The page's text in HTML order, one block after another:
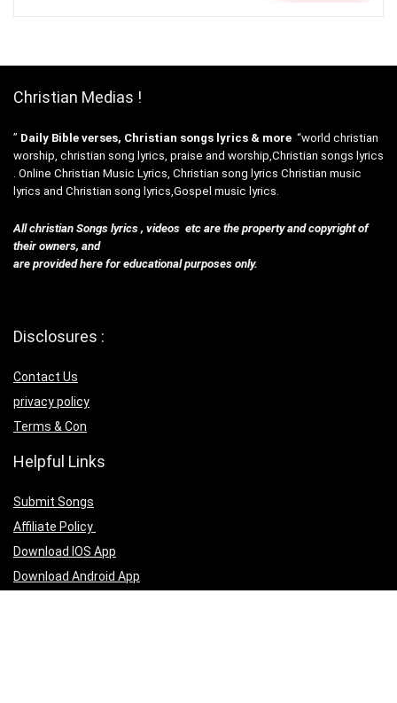
Christian Medias !
” Daily Bible verses, Christian songs lyrics & more “world christian
worship, christian song lyrics, praise and worship,Christian songs lyrics
. Online Christian Music Lyrics, Christian song lyrics Christian music
lyrics and Christian song lyrics,Gospel music lyrics.
All christian Songs lyrics , videos etc are the property and copyright of
their owners, and
are provided here for educational purposes only.
Disclosures :
Contact Us
privacy policy
Terms & Con
Helpful Links
Submit Songs
Affiliate Policy
Download IOS App
Download Android App